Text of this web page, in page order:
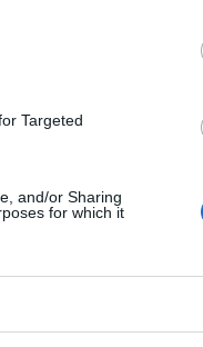
Targeted
and/or Sharing
for which it